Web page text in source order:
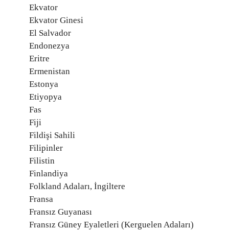
Ekvator
Ekvator Ginesi
El Salvador
Endonezya
Eritre
Ermenistan
Estonya
Etiyopya
Fas
Fiji
Fildişi Sahili
Filipinler
Filistin
Finlandiya
Folkland Adaları, İngiltere
Fransa
Fransız Guyanası
Fransız Güney Eyaletleri (Kerguelen Adaları)